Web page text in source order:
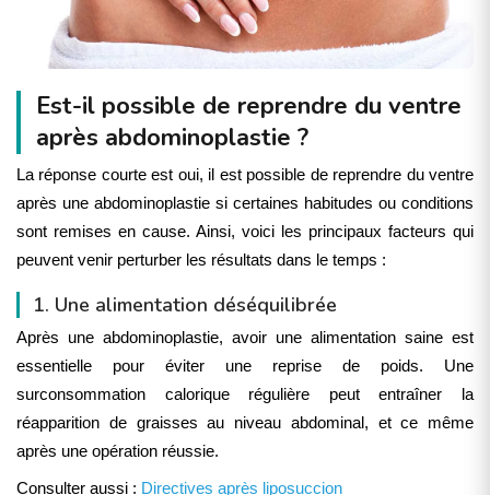
Est-il possible de reprendre du ventre
après abdominoplastie ?
La réponse courte est oui, il est possible de reprendre du ventre
après une abdominoplastie si certaines habitudes ou conditions
sont remises en cause. Ainsi, voici les principaux facteurs qui
peuvent venir perturber les résultats dans le temps :
1. Une alimentation déséquilibrée
Après une abdominoplastie, avoir une alimentation saine est
essentielle pour éviter une reprise de poids. Une
surconsommation calorique régulière peut entraîner la
réapparition de graisses au niveau abdominal, et ce même
après une opération réussie.
Consulter aussi : Directives après liposuccion